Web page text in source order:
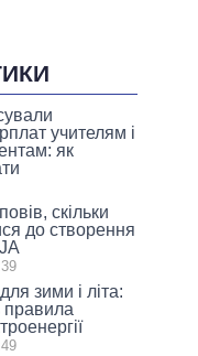
учителям і
як
скільки
до створення
зими і літа:
правила